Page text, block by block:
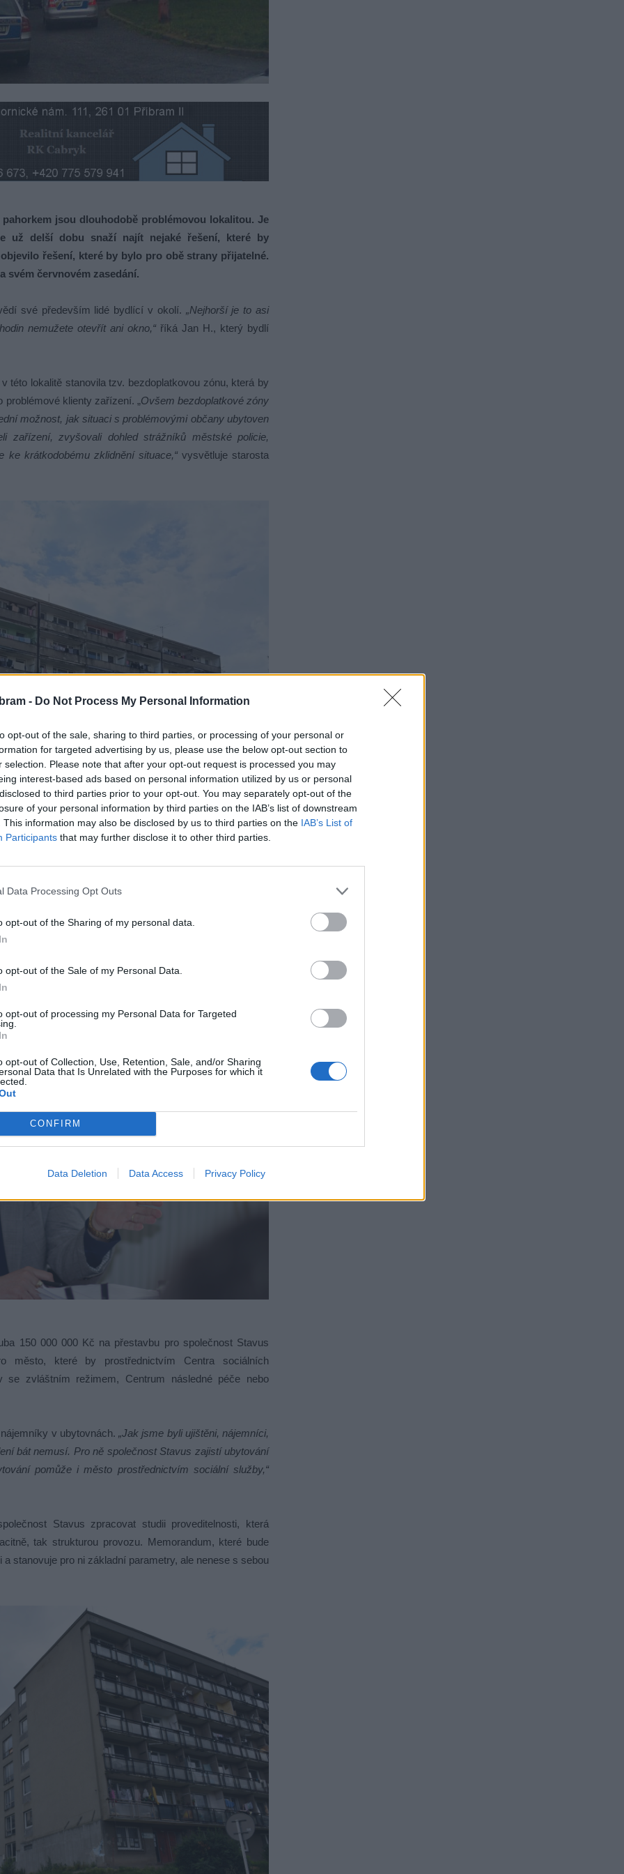
- Do Not Process My Personal Information
opt-out of the sale, sharing to third parties, or processing of your personal or
for targeted advertising by us, please use the below opt-out section to
selection. Please note that after your opt-out request is processed you may
interest-based ads based on personal information utilized by us or personal
to third parties prior to your opt-out. You may separately opt-out of the
of your personal information by third parties on the IAB’s list of downstream
This information may also be disclosed by us to third parties on the IAB’s List of
Participants that may further disclose it to other third parties.
Data Processing Opt Outs
opt-out of the Sharing of my personal data.
opt-out of the Sale of my Personal Data.
opt-out of processing my Personal Data for Targeted
opt-out of Collection, Use, Retention, Sale, and/or Sharing
Data that Is Unrelated with the Purposes for which it
CONFIRM
Data Deletion Data Access Privacy Policy
jsou dlouhodobě problémovou lokalitou. Je
už delší dobu snaží najít nejaké řešení, které by
řešení, které by bylo pro obě strany přijatelné.
svém červnovém zasedání.
své především lidé bydlící v okolí. „Nejhorší je to asi
nemužete otevřít ani okno,“ říká Jan H., který bydlí
této lokalitě stanovila tzv. bezdoplatkovou zónu, která by
klienty zařízení. „Ovšem bezdoplatkové zóny
možnost, jak situaci s problémovými občany ubytoven
zařízení, zvyšovali dohled strážníků městské policie,
ke krátkodobému zklidnění situace,“vysvětluje starosta
let pohrává s nápadem, přebudovat ubytovny na
by oba domy přestavěla a nově vzniklé zařízení by pak
zdravotních služeb. „Cílem tedy je zrušit ubytovny, které
pro seniory a také vybudovat malometrážní byty.
na pondělním jednání. Výsledkem jednání by měl
spolupráci,“
150 000 000 Kč na přestavbu pro společnost Stavus
které by prostřednictvím Centra sociálních
se zvláštním režimem, Centrum následné péče nebo
v ubytovnách. „Jak jsme byli ujištěni, nájemníci,
bát nemusí. Pro ně společnost Stavus zajistí ubytování
pomůže i město prostřednictvím sociální služby,“
Stavus zpracovat studii proveditelnosti, která
tak strukturou provozu. Memorandum, které bude
stanovuje pro ni základní parametry, ale nenese s sebou